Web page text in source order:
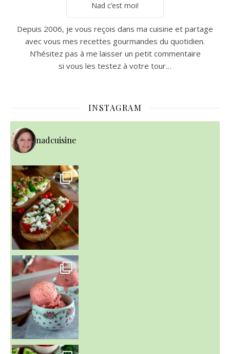
Nad c’est moi!
Depuis 2006, je vous reçois dans ma cuisine et partage
avec vous mes recettes gourmandes du quotidien.
N’hésitez pas à me laisser un petit commentaire
si vous les testez à votre tour…
INSTAGRAM
nadcuisine
~ NICE CREAM À LA FRAISE ~
Presque un mois que